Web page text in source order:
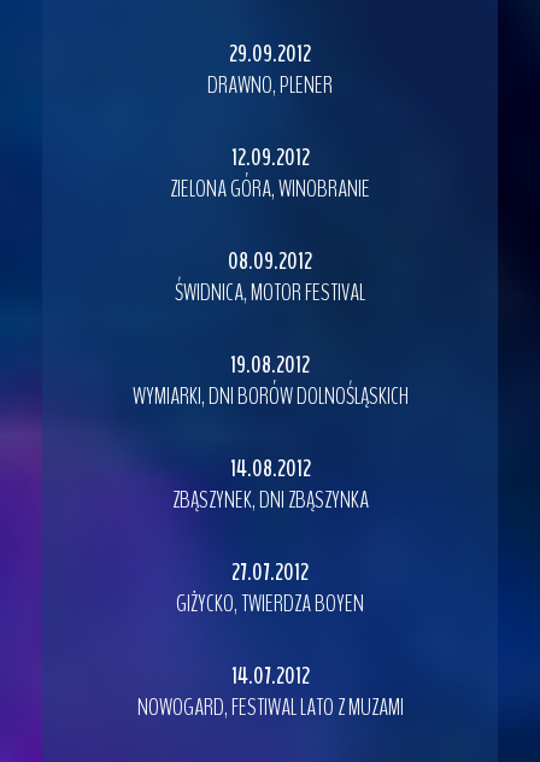
29.09.2012
DRAWNO, PLENER
12.09.2012
ZIELONA GÓRA, WINOBRANIE
08.09.2012
ŚWIDNICA, MOTOR FESTIVAL
19.08.2012
WYMIARKI, DNI BORÓW DOLNOŚLĄSKICH
14.08.2012
ZBĄSZYNEK, DNI ZBĄSZYNKA
27.07.2012
GIŻYCKO, TWIERDZA BOYEN
14.07.2012
NOWOGARD, FESTIWAL LATO Z MUZAMI